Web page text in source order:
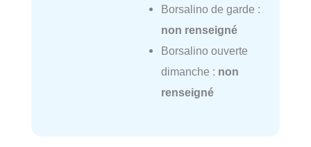
Borsalino de garde :
non renseigné
Borsalino ouverte
dimanche : non
renseigné